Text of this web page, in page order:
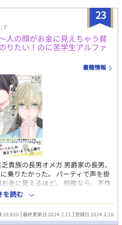
の代わりに嫁ぐ事を了承する。 婚
荷物を持って、アヤブカレ王国へ
せると、思っても見ない対応をさ
大変長いです、作者の感想やお
ング入りしていて、大変ありがた
！ドッキリかと思いました。これ
ればと思うので、よろしくお願い
を 姉の代わりに嫁いだけど、可愛
んて聞いてない─欠点は性欲が強
た。 ※同日 主の説明が長く、読
ました。＋追記あり ※ここからは
妊娠あり R18シーンがあるやつに
す。 ※8話までR-18シーンはありま
、耳＆しっぽ、みたいな感じにして
の家族以外、ガード（受け）に甘
付け足していません（見方によっ
ツリ書いてないんで、ゆるく見て
家とか貴族とか、しきたり（？）
り探りです。違和感あったら教え
りがたいです。 更新頻度 ※※更新
り、不定期になります。 ご了承頂
23
7
人の顔がお金に見えちゃう貧
りたい！のに苦学生アルファ
書籍情報
貴族の長男オメガ 男爵家の長男、
乗りたかった。 パーティで声を掛
金に見えるほど。 何故なら、不作
ら。 なんとしても援助してくれる
ある。 そんな中、友人の伯爵令嬢
た素敵なアルファ、カルロス。 で
生で……。 家の状況と芽生えた恋心
を読む
19,820 最終更新日 2024.2.21 登録日 2024.2.18